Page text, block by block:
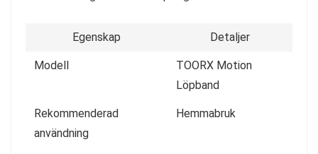
Egenskap Detaljer
Modell
TOORX Motion
Löpband
Rekommenderad
användning
Hemmabruk